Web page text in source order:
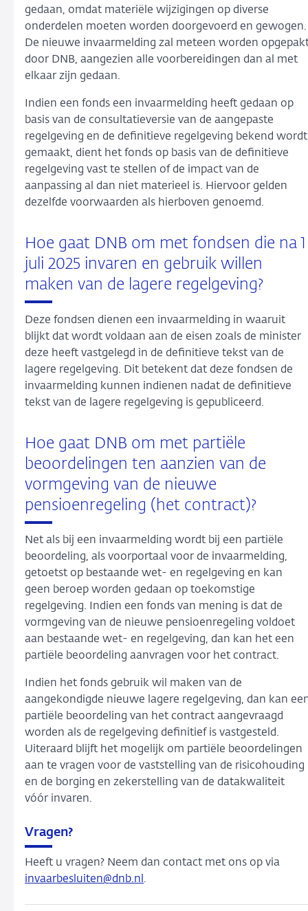
gedaan, omdat materiële wijzigingen op diverse
onderdelen moeten worden doorgevoerd en gewogen.
De nieuwe invaarmelding zal meteen worden
door DNB, aangezien alle voorbereidingen dan al met
elkaar zijn gedaan.
Indien een fonds een invaarmelding heeft gedaan op
basis van de consultatieversie van de aangepaste
regelgeving en de definitieve regelgeving bekend wordt
gemaakt, dient het fonds op basis van de definitieve
regelgeving vast te stellen of de impact van de
aanpassing al dan niet materieel is. Hiervoor gelden
dezelfde voorwaarden als hierboven genoemd.
Hoe gaat DNB om met fondsen die na 1
juli 2025 invaren en gebruik willen
maken van de lagere regelgeving?
Deze fondsen dienen een invaarmelding in waaruit
blijkt dat wordt voldaan aan de eisen zoals de minister
deze heeft vastgelegd in de definitieve tekst van de
lagere regelgeving. Dit betekent dat deze fondsen de
invaarmelding kunnen indienen nadat de definitieve
tekst van de lagere regelgeving is gepubliceerd.
Hoe gaat DNB om met partiële
beoordelingen ten aanzien van de
vormgeving van de nieuwe
pensioenregeling (het contract)?
Net als bij een invaarmelding wordt bij een partiële
beoordeling, als voorportaal voor de invaarmelding,
getoetst op bestaande wet- en regelgeving en kan
geen beroep worden gedaan op toekomstige
regelgeving. Indien een fonds van mening is dat de
vormgeving van de nieuwe pensioenregeling voldoet
aan bestaande wet- en regelgeving, dan kan het een
partiële beoordeling aanvragen voor het contract.
Indien het fonds gebruik wil maken van de
aangekondigde nieuwe lagere regelgeving, dan kan
partiële beoordeling van het contract aangevraagd
worden als de regelgeving definitief is vastgesteld.
Uiteraard blijft het mogelijk om partiële beoordelingen
aan te vragen voor de vaststelling van de risicohouding
en de borging en zekerstelling van de datakwaliteit
vóór invaren.
Vragen?
Heeft u vragen? Neem dan contact met ons op via
invaarbesluiten@dnb.nl .